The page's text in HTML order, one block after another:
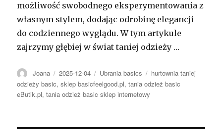
możliwość swobodnego eksperymentowania z
własnym stylem, dodając odrobinę elegancji
do codziennego wyglądu. W tym artykule
zajrzymy głębiej w świat taniej odzieży …
Autor
Joana Opublikowano
2025-12-04 Kategorie
Ubrania basics Tagi
hurtownia taniej
odzieży basic,sklep basicfeelgood.pl,tania odzież basic
eButik.pl,tania odzież basic sklep internetowy